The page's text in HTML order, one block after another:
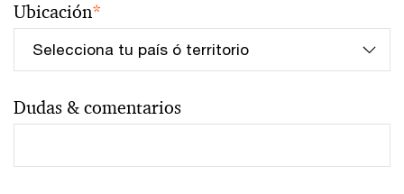
Ubicación*
Dudas & comentarios